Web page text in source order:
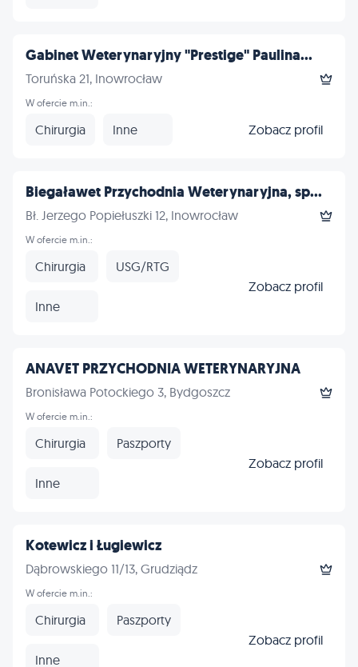
Gabinet Weterynaryjny "Prestige" Paulina...
Toruńska 21, Inowrocław
W ofercie m.in.:
Chirurgia Inne Zobacz profil
Biegaławet Przychodnia Weterynaryjna, sp...
Bł. Jerzego Popiełuszki 12, Inowrocław
W ofercie m.in.:
Chirurgia USG/RTG
Inne
Zobacz profil
ANAVET PRZYCHODNIA WETERYNARYJNA
Bronisława Potockiego 3, Bydgoszcz
W ofercie m.in.:
Chirurgia Paszporty
Inne
Zobacz profil
Kotewicz i Ługiewicz
Dąbrowskiego 11/13, Grudziądz
W ofercie m.in.:
Chirurgia Paszporty
Inne
Zobacz profil